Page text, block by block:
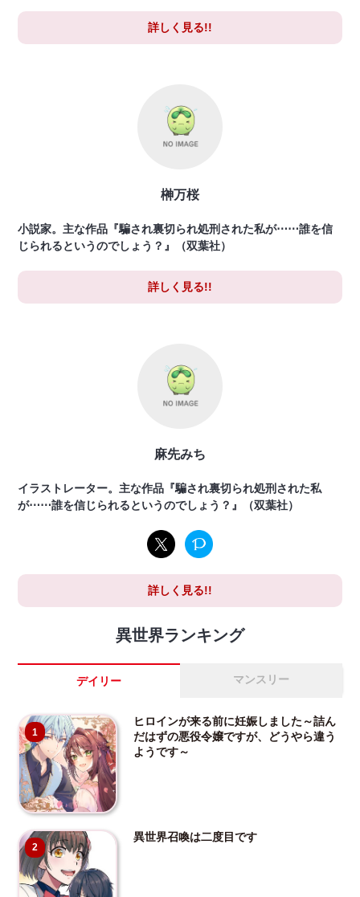
詳しく見る!!
榊万桜
小説家。主な作品『騙され裏切られ処刑された私が⋯⋯誰を信
じられるというのでしょう？』（双葉社）
詳しく見る!!
麻先みち
イラストレーター。主な作品『騙され裏切られ処刑された私
が⋯⋯誰を信じられるというのでしょう？』（双葉社）
詳しく見る!!
異世界ランキング
デイリー マンスリー
1
ヒロインが来る前に妊娠しました～詰ん
だはずの悪役令嬢ですが、どうやら違う
ようです～
2
異世界召喚は二度目です